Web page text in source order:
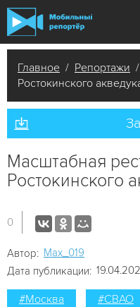
Главное / Репортажи
Ростокинского
Масштабная
Ростокинского
0
Автор: Мах_019
Дата публикации:
#Москва #СВАО